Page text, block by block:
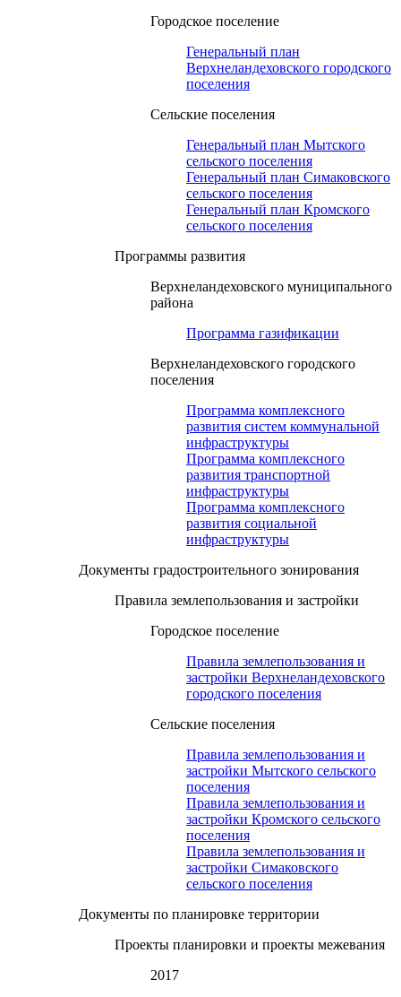
Городское поселение
Генеральный план
Верхнеландеховского городского
поселения
Сельские поселения
Генеральный план Мытского
сельского поселения
Генеральный план Симаковского
сельского поселения
Генеральный план Кромского
сельского поселения
Программы развития
Верхнеландеховского муниципального
района
Программа газификации
Верхнеландеховского городского
поселения
Программа комплексного
развития систем коммунальной
инфраструктуры
Программа комплексного
развития транспортной
инфраструктуры
Программа комплексного
развития социальной
инфраструктуры
Документы градостроительного зонирования
Правила землепользования и застройки
Городское поселение
Правила землепользования и
застройки Верхнеландеховского
городского поселения
Сельские поселения
Правила землепользования и
застройки Мытского сельского
поселения
Правила землепользования и
застройки Кромского сельского
поселения
Правила землепользования и
застройки Симаковского
сельского поселения
Документы по планировке территории
Проекты планировки и проекты межевания
2017